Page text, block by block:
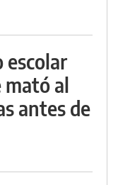
mató al
antes de